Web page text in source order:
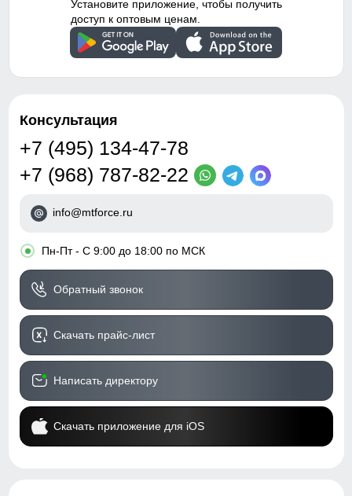
Установите приложение, чтобы получить
доступ к оптовым ценам.
Консультация
+7 (495) 134-47-78
+7 (968) 787-82-22
info@mtforce.ru
• Пн-Пт - С 9:00 до 18:00 по МСК
Обратный звонок
Скачать прайс-лист
Написать директору
Скачать приложение для iOS